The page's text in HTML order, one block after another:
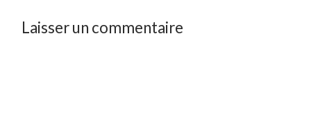
Laisser un commentaire